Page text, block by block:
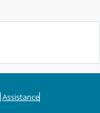
Assistance